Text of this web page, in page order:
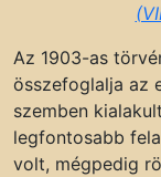
Az 1903-as
összefoglalja az
szemben
legfontosabb
volt, mégpedig